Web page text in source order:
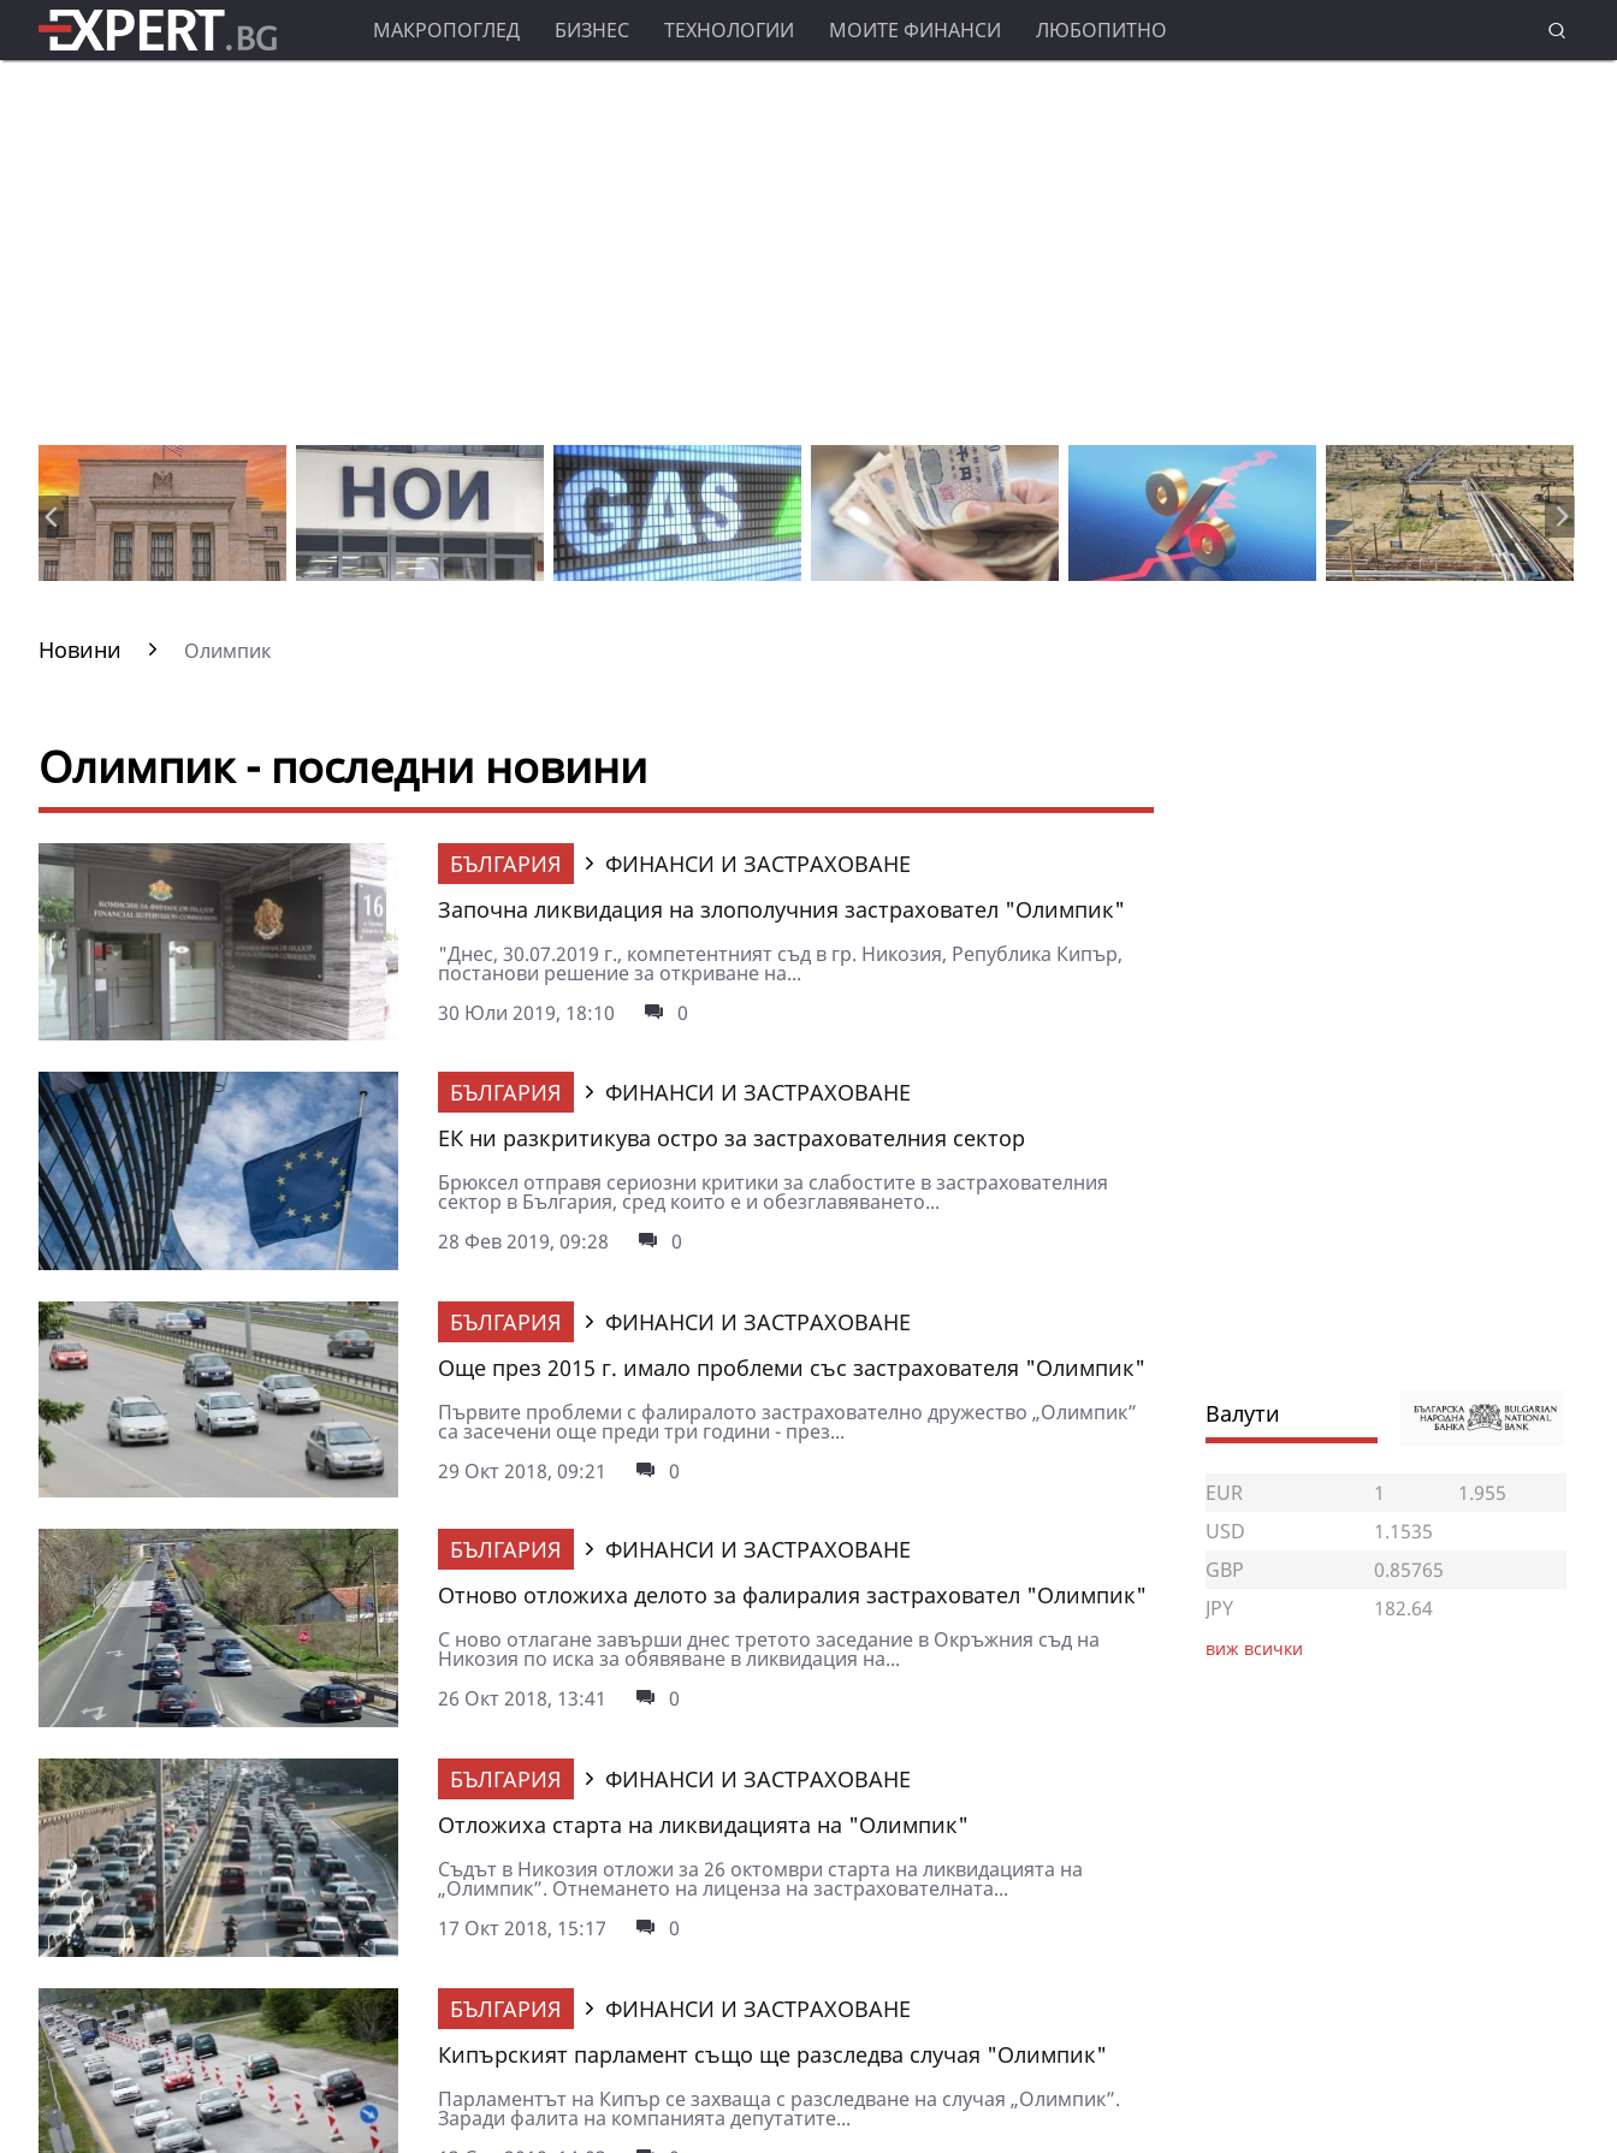
МАКРОПОГЛЕД БИЗНЕС ТЕХНОЛОГИИ МОИТЕ ФИНАНСИ ЛЮБОПИТНО
Новини Олимпик
Олимпик - последни новини
БЪЛГАРИЯ
ФИНАНСИ И ЗАСТРАХОВАНЕ
Започна ликвидация на злополучния застраховател "Олимпик"
"Днес, 30.07.2019 г., компетентният съд в гр. Никозия, Република Кипър,
постанови решение за откриване на...
30 Юли 2019, 18:10
0
БЪЛГАРИЯ
ФИНАНСИ И ЗАСТРАХОВАНЕ
ЕК ни разкритикува остро за застрахователния сектор
Брюксел отправя сериозни критики за слабостите в застрахователния
сектор в България, сред които е и обезглавяването...
28 Фев 2019, 09:28
0
БЪЛГАРИЯ
ФИНАНСИ И ЗАСТРАХОВАНЕ
Още през 2015 г. имало проблеми със застрахователя "Олимпик"
Първите проблеми с фалиралото застрахователно дружество „Олимпик”
са засечени още преди три години - през...
29 Окт 2018, 09:21
0
БЪЛГАРИЯ
ФИНАНСИ И ЗАСТРАХОВАНЕ
Отново отложиха делото за фалиралия застраховател "Олимпик"
С ново отлагане завърши днес третото заседание в Окръжния съд на
Никозия по иска за обявяване в ликвидация на...
26 Окт 2018, 13:41
0
БЪЛГАРИЯ
ФИНАНСИ И ЗАСТРАХОВАНЕ
Отложиха старта на ликвидацията на "Олимпик"
Съдът в Никозия отложи за 26 октомври старта на ликвидацията на
„Олимпик”. Отнемането на лиценза на застрахователната...
17 Окт 2018, 15:17
0
БЪЛГАРИЯ
ФИНАНСИ И ЗАСТРАХОВАНЕ
Кипърският парламент също ще разследва случая "Олимпик"
Парламентът на Кипър се захваща с разследване на случая „Олимпик”.
Заради фалита на компанията депутатите...
Валути
EUR 1
1.955
USD
1.1535
GBP
0.85765
JPY
182.64
виж всички